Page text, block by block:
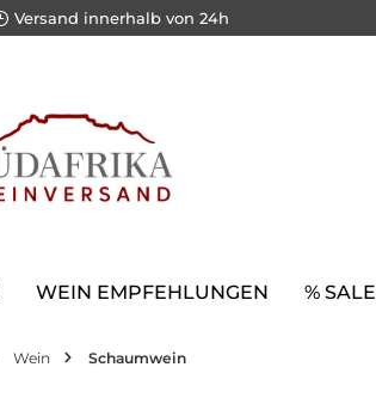
Versand innerhalb von 24h
WEIN EMPFEHLUNGEN % SALE
Wein Schaumwein